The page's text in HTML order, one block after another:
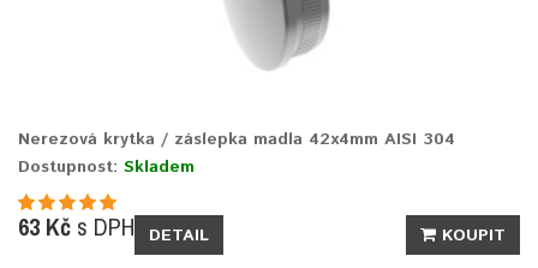
Nerezová krytka / záslepka madla 42x4mm AISI 304
Dostupnost: Skladem
63 Kč s DPH DETAIL KOUPIT